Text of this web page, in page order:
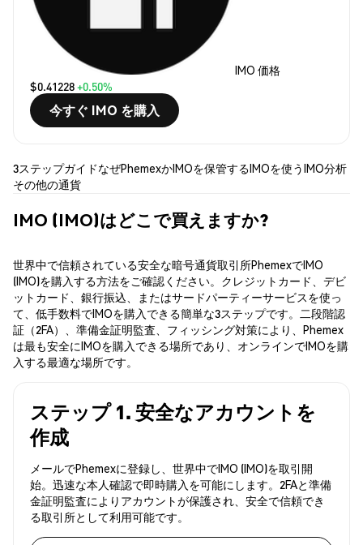
IMO 価格
$0.41228+0.50%
今すぐ IMO を購入
3ステップガイドなぜPhemexかIMOを保管するIMOを使うIMO分析
その他の通貨
IMO (IMO)はどこで買えますか?
世界中で信頼されている安全な暗号通貨取引所PhemexでIMO
(IMO)を購入する方法をご確認ください。クレジットカード、デビ
ットカード、銀行振込、またはサードパーティーサービスを使っ
て、低手数料でIMOを購入できる簡単な3ステップです。二段階認
証（2FA）、準備金証明監査、フィッシング対策により、Phemex
は最も安全にIMOを購入できる場所であり、オンラインでIMOを購
入する最適な場所です。
ステップ 1. 安全なアカウントを
作成
メールでPhemexに登録し、世界中でIMO (IMO)を取引開
始。迅速な本人確認で即時購入を可能にします。2FAと準備
金証明監査によりアカウントが保護され、安全で信頼でき
る取引所として利用可能です。